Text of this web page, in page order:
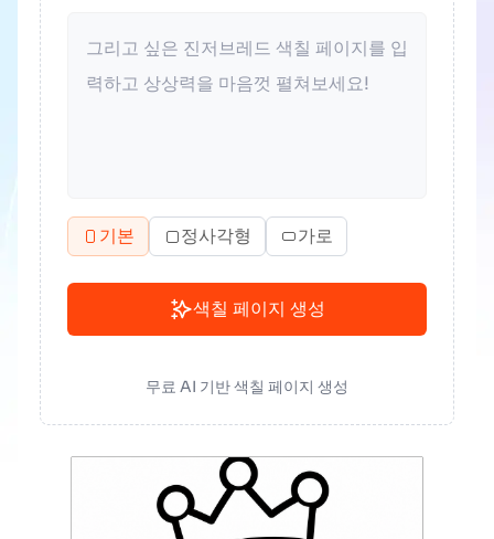
기본 정사각형 가로
색칠 페이지 생성
무료 AI 기반 색칠 페이지 생성